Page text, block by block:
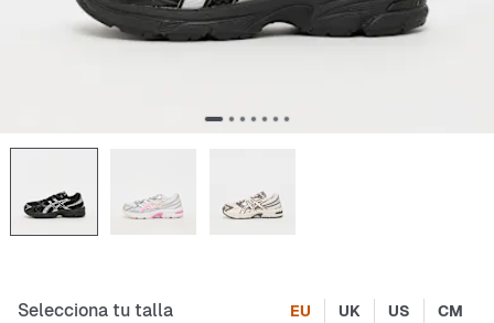
Selecciona tu talla EU UK US CM